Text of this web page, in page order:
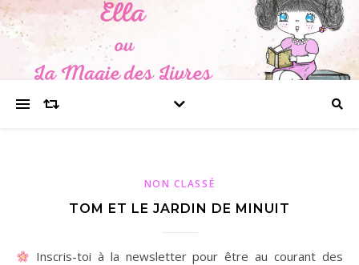
NON CLASSÉ
TOM ET LE JARDIN DE MINUIT
Inscris-toi à la newsletter pour être au courant des